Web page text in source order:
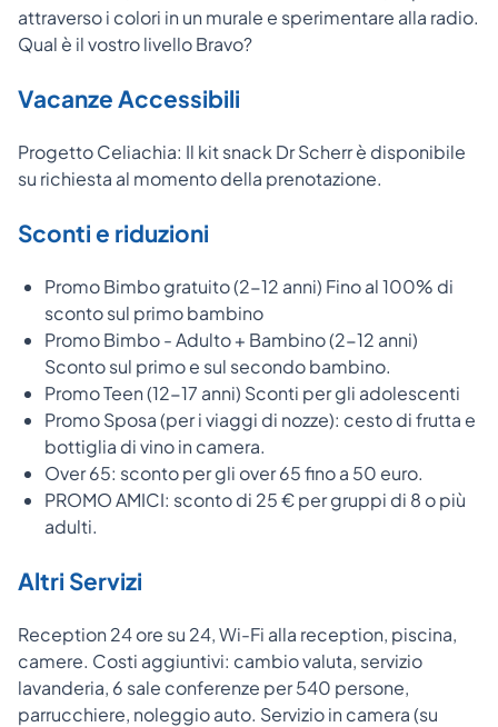
attraverso i colori in un murale e sperimentare alla radio.
Qual è il vostro livello Bravo?
Vacanze Accessibili
Progetto Celiachia: Il kit snack Dr Scherr è disponibile
su richiesta al momento della prenotazione.
Sconti e riduzioni
Promo Bimbo gratuito (2-12 anni) Fino al 100% di
sconto sul primo bambino
Promo Bimbo - Adulto + Bambino (2-12 anni)
Sconto sul primo e sul secondo bambino.
Promo Teen (12-17 anni) Sconti per gli adolescenti
Promo Sposa (per i viaggi di nozze): cesto di frutta e
bottiglia di vino in camera.
Over 65: sconto per gli over 65 fino a 50 euro.
PROMO AMICI: sconto di 25 € per gruppi di 8 o più
adulti.
Altri Servizi
Reception 24 ore su 24, Wi-Fi alla reception, piscina,
camere. Costi aggiuntivi: cambio valuta, servizio
lavanderia, 6 sale conferenze per 540 persone,
parrucchiere, noleggio auto. Servizio in camera (su